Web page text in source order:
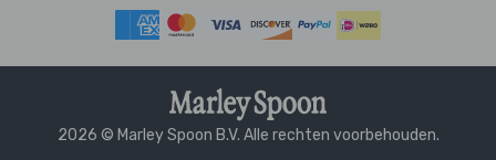
2026 © Marley Spoon B.V. Alle rechten voorbehouden.